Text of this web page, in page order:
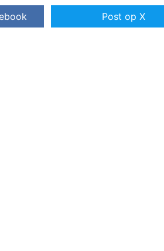
Post op X